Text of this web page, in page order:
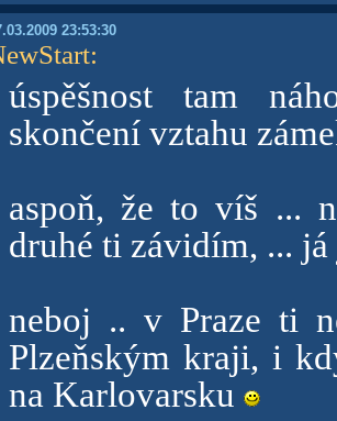
23:53:30
:
úspěšnost tam
skončení vztahu
aspoň, že to víš ...
druhé ti závidím, ...
neboj .. v Praze ti
Plzeňským kraji, i
na Karlovarsku